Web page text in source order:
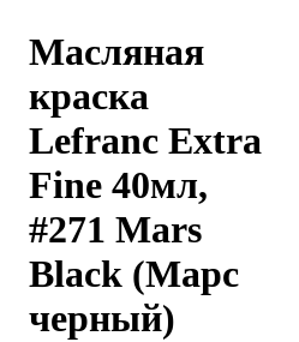
Масляная
краска
Lefranc Extra
Fine 40мл,
#271 Mars
Black (Марс
черный)